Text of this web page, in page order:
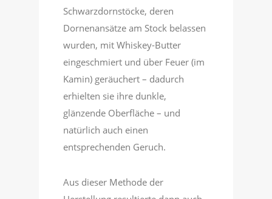
Schwarzdornstöcke, deren
Dornenansätze am Stock belassen
wurden, mit Whiskey-Butter
eingeschmiert und über Feuer (im
Kamin) geräuchert – dadurch
erhielten sie ihre dunkle,
glänzende Oberfläche – und
natürlich auch einen
entsprechenden Geruch.
Aus dieser Methode der